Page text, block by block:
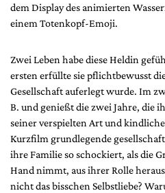
dem Display des animierten
einem Totenkopf-Emoji.
Zwei Leben habe diese Heldin
ersten erfüllte sie pflichtbewusst
Gesellschaft auferlegt wurde. Im
B. und genießt die zwei Jahre, die
seiner verspielten Art und
Kurzfilm grundlegende
ihre Familie so schockiert, als die
Hand nimmt, aus ihrer Rolle
nicht das bisschen Selbstliebe?